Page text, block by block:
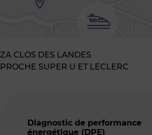
ZA CLOS DES LANDES
PROCHE SUPER U ET LECLERC
Diagnostic de performance
énergétique (DPE)